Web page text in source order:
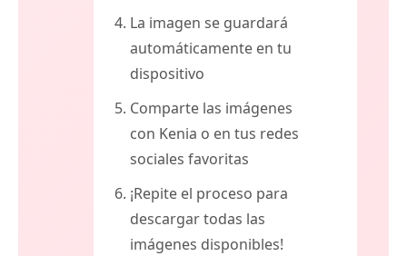
La imagen se guardará
automáticamente en tu
dispositivo
Comparte las imágenes
con Kenia o en tus redes
sociales favoritas
¡Repite el proceso para
descargar todas las
imágenes disponibles!